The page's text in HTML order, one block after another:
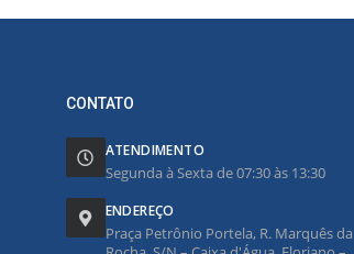
CONTATO
ATENDIMENTO
Segunda à Sexta de 07:30 às 13:30
ENDEREÇO
Praça Petrônio Portela, R. Marquês da